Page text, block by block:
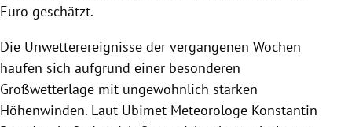
Euro geschätzt.
Die Unwetterereignisse der vergangenen Wochen
häufen sich aufgrund einer besonderen
Großwetterlage mit ungewöhnlich starken
Höhenwinden. Laut Ubimet-Meteorologe Konstantin